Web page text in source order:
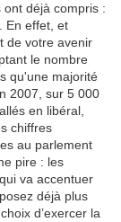
déjà compris :
En effet, et
de votre avenir
le nombre
qu'une majorité
2007, sur 5 000
en libéral,
chiffres
au parlement
pire : les
va accentuer
déjà plus
d’exercer la